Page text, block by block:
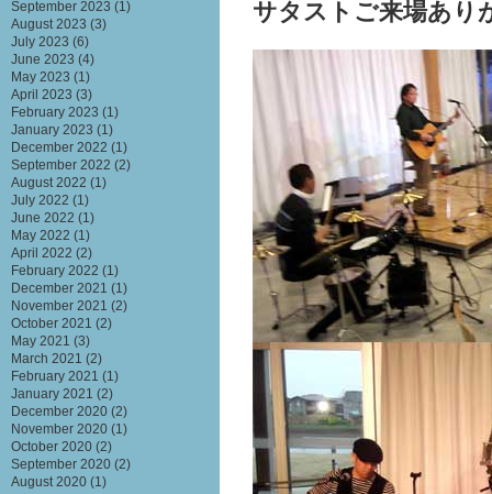
サタストご来場あり
September 2023 (1)
August 2023 (3)
July 2023 (6)
June 2023 (4)
May 2023 (1)
April 2023 (3)
February 2023 (1)
January 2023 (1)
December 2022 (1)
September 2022 (2)
August 2022 (1)
July 2022 (1)
June 2022 (1)
May 2022 (1)
April 2022 (2)
February 2022 (1)
December 2021 (1)
November 2021 (2)
October 2021 (2)
May 2021 (3)
March 2021 (2)
February 2021 (1)
January 2021 (2)
December 2020 (2)
November 2020 (1)
October 2020 (2)
September 2020 (2)
August 2020 (1)